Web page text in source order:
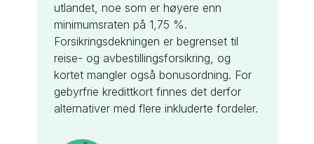
utlandet, noe som er høyere enn
minimumsraten på 1,75 %.
Forsikringsdekningen er begrenset til
reise- og avbestillingsforsikring, og
kortet mangler også bonusordning. For
gebyrfrie kredittkort finnes det derfor
alternativer med flere inkluderte fordeler.